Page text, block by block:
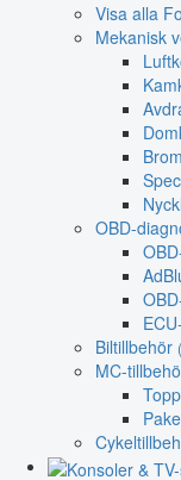
Visa alla
Mekanisk
OBD-
Biltillbehör
MC-